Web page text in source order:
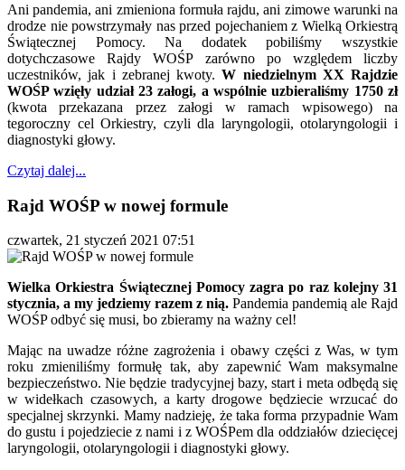
Ani pandemia, ani zmieniona formuła rajdu, ani zimowe warunki na
drodze nie powstrzymały nas przed pojechaniem z Wielką Orkiestrą
Świątecznej Pomocy. Na dodatek pobiliśmy wszystkie
dotychczasowe Rajdy WOŚP zarówno po względem liczby
uczestników, jak i zebranej kwoty.W niedzielnym XX Rajdzie
WOŚP wzięły udział 23 załogi, a wspólnie uzbieraliśmy 1750 zł
(kwota przekazana przez załogi w ramach wpisowego) na
tegoroczny cel Orkiestry, czyli dla laryngologii, otolaryngologii i
diagnostyki głowy.
Czytaj dalej...
Rajd WOŚP w nowej formule
czwartek, 21 styczeń 2021 07:51
Wielka Orkiestra Świątecznej Pomocy zagra po raz kolejny 31
stycznia, a my jedziemy razem z nią. Pandemia pandemią ale Rajd
WOŚP odbyć się musi, bo zbieramy na ważny cel!
Mając na uwadze różne zagrożenia i obawy części z Was, w tym
roku zmieniliśmy formułę tak, aby zapewnić Wam maksymalne
bezpieczeństwo. Nie będzie tradycyjnej bazy, start i meta odbędą się
w widełkach czasowych, a karty drogowe będziecie wrzucać do
specjalnej skrzynki. Mamy nadzieję, że taka forma przypadnie Wam
do gustu i pojedziecie z nami i z WOŚPem dla oddziałów dziecięcej
laryngologii, otolaryngologii i diagnostyki głowy.